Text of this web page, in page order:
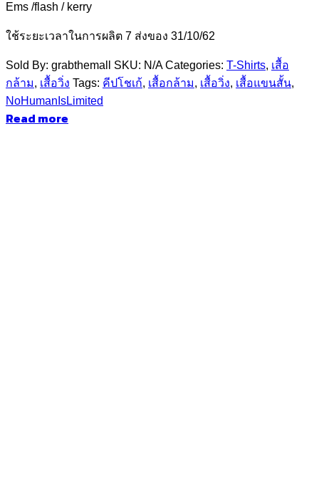
Ems /flash / kerry
ใช้ระยะเวลาในการผลิต 7 ส่งของ 31/10/62
Sold By: grabthemall SKU: N/A Categories: T-Shirts, เสื้อ
กล้าม, เสื้อวิ่ง Tags: คีปโชเก้, เสื้อกล้าม, เสื้อวิ่ง, เสื้อแขนสั้น,
์์NoHumanIsLimited
Read more